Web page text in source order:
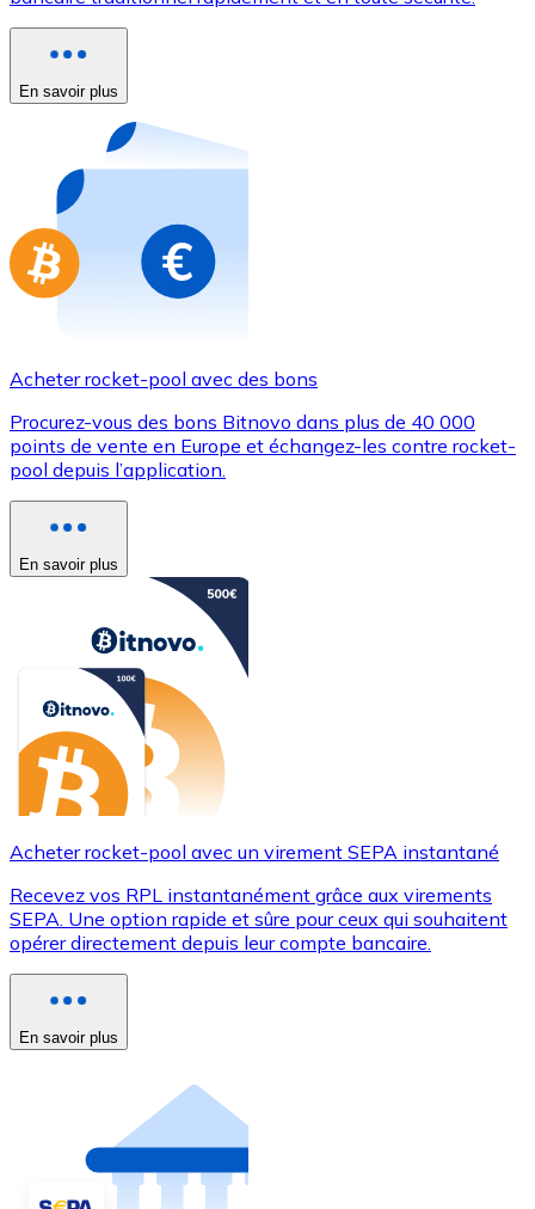
Acheter avec carte
Nouveau
Achetez des cartes-cadeaux de vos marques
Aller à la boutique de cartes-cadeaux
En savoir plus
Acheter rocket-pool avec des bons
Procurez-vous des bons Bitnovo dans plus de 40 000
points de vente en Europe et échangez-les contre rocket-
pool depuis l’application.
En savoir plus
Acheter rocket-pool avec un virement SEPA instantané
Recevez vos RPL instantanément grâce aux virements
SEPA. Une option rapide et sûre pour ceux qui souhaitent
opérer directement depuis leur compte bancaire.
En savoir plus